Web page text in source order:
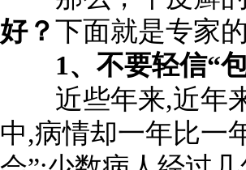
好？下面就是专家的
1、不要轻信“
近些年来,近年来
中,病情却一年比一